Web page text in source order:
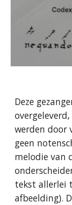
Deze
werden door
geen
melodie van
tekst allerlei
afbeelding).